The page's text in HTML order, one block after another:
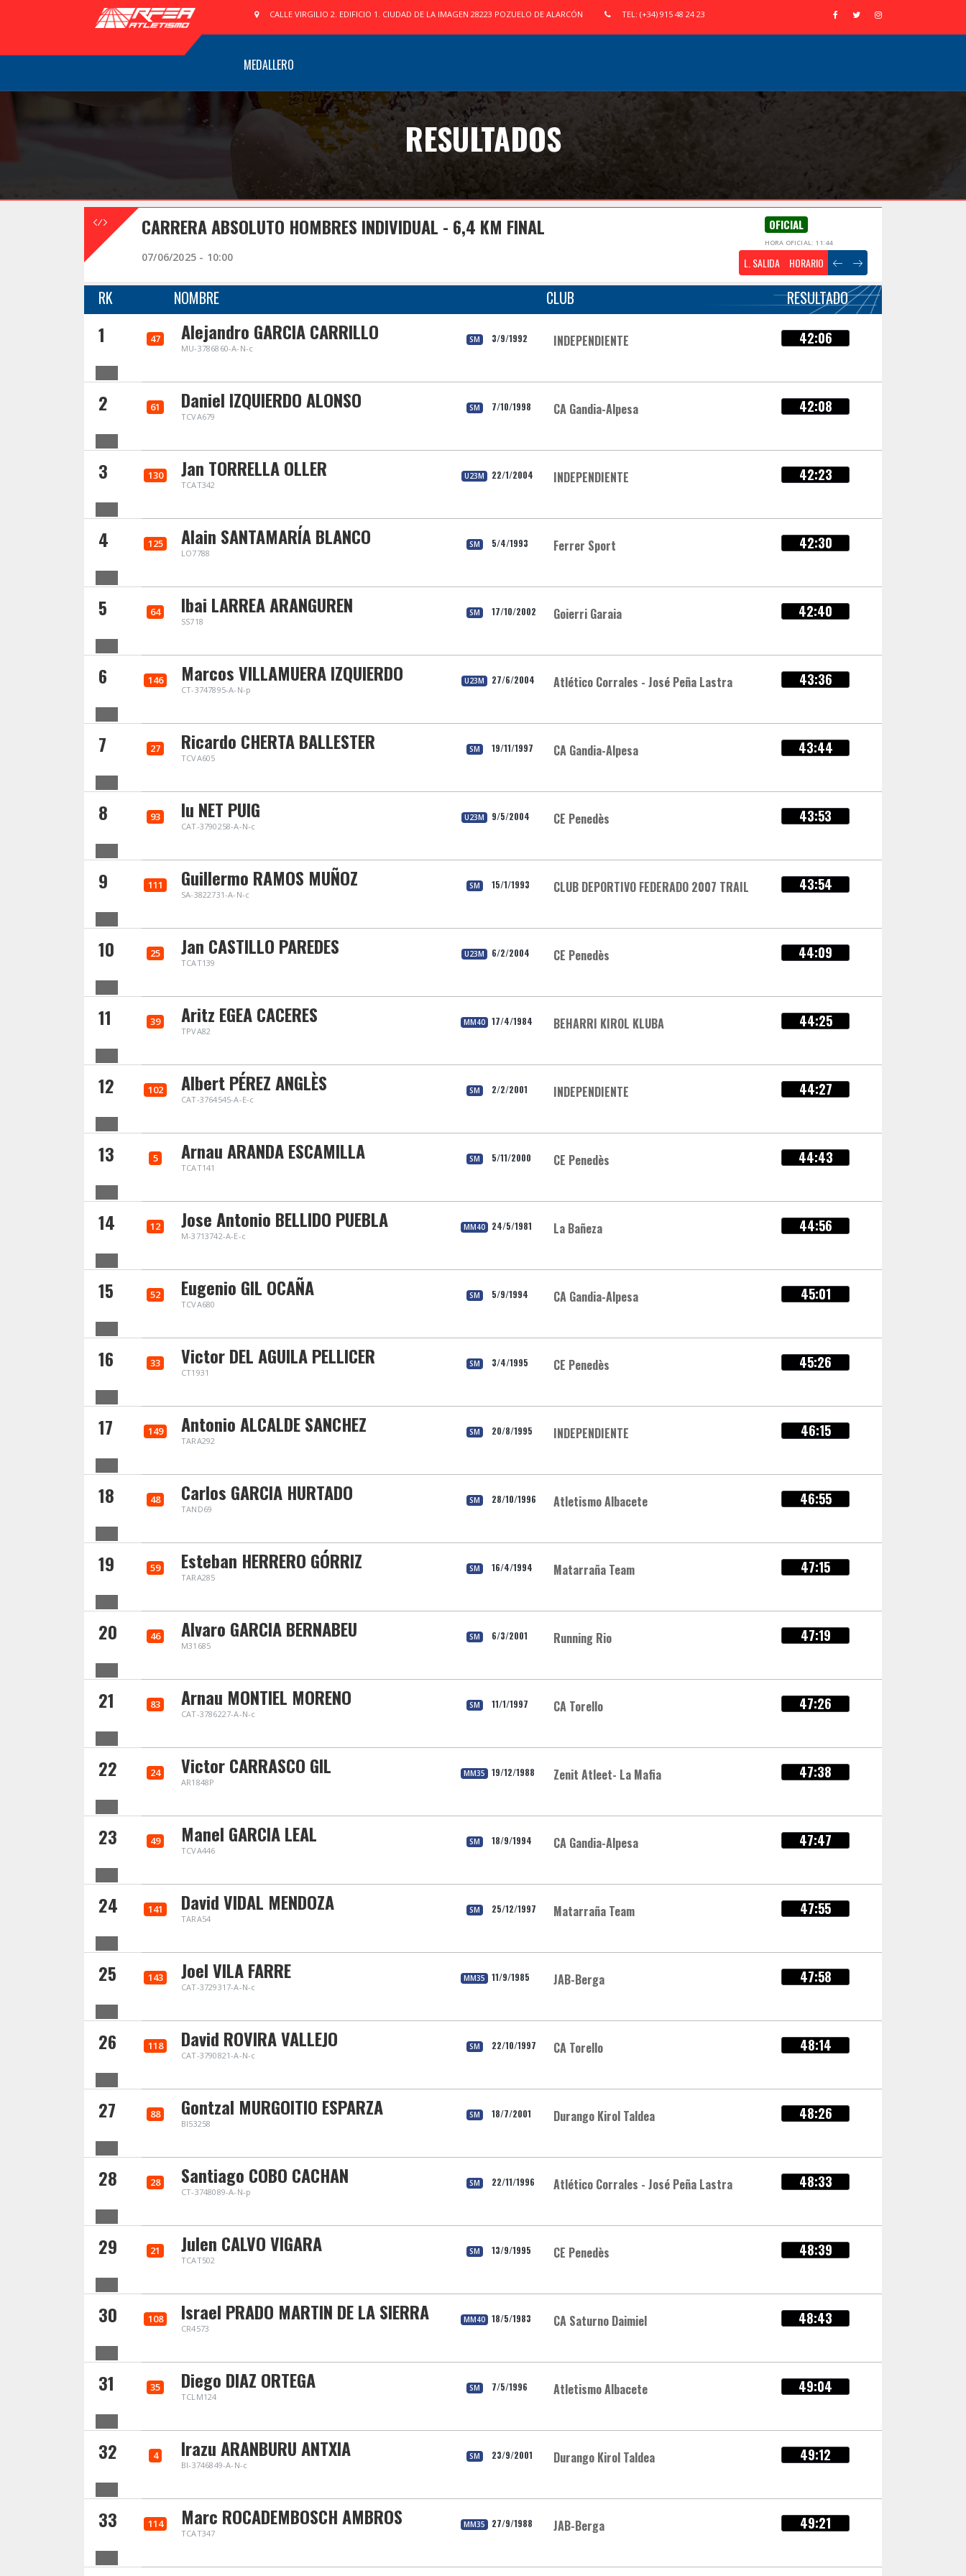
CALLE VIRGILIO 2. EDIFICIO 1. CIUDAD DE LA IMAGEN 28223 POZUELO DE ALARCÓN TEL: (+34) 915 48 24 23
MEDALLERO
RESULTADOS
CARRERA ABSOLUTO HOMBRES INDIVIDUAL - 6,4 KM FINAL OFICIAL
HORA OFICIAL: 11:44
07/06/2025 - 10:00 L. SALIDA HORARIO
RK NOMBRE CLUB RESULTADO
1 47 Alejandro GARCIA CARRILLO
MU-3786860-A-N-c
SM 3/9/1992 INDEPENDIENTE 42:06
2 61 Daniel IZQUIERDO ALONSO
TCVA679
SM 7/10/1998 CA Gandia-Alpesa 42:08
3 130 Jan TORRELLA OLLER
TCAT342
U23M 22/1/2004 INDEPENDIENTE 42:23
4 125 Alain SANTAMARÍA BLANCO
LO7788
SM 5/4/1993 Ferrer Sport 42:30
5 64 Ibai LARREA ARANGUREN
SS718
SM 17/10/2002 Goierri Garaia 42:40
6 146 Marcos VILLAMUERA IZQUIERDO
CT-3747895-A-N-p
U23M 27/6/2004 Atlético Corrales - José Peña Lastra 43:36
7 27 Ricardo CHERTA BALLESTER
TCVA605
SM 19/11/1997 CA Gandia-Alpesa 43:44
8 93 Iu NET PUIG
CAT-3790258-A-N-c
U23M 9/5/2004 CE Penedès 43:53
9 111 Guillermo RAMOS MUÑOZ
SA-3822731-A-N-c
SM 15/1/1993 CLUB DEPORTIVO FEDERADO 2007 TRAIL 43:54
10 25 Jan CASTILLO PAREDES
TCAT139
U23M 6/2/2004 CE Penedès 44:09
11 39 Aritz EGEA CACERES
TPVA82
MM40 17/4/1984 BEHARRI KIROL KLUBA 44:25
12 102 Albert PÉREZ ANGLÈS
CAT-3764545-A-E-c
SM 2/2/2001 INDEPENDIENTE 44:27
13 5 Arnau ARANDA ESCAMILLA
TCAT141
SM 5/11/2000 CE Penedès 44:43
14 12 Jose Antonio BELLIDO PUEBLA
M-3713742-A-E-c
MM40 24/5/1981 La Bañeza 44:56
15 52 Eugenio GIL OCAÑA
TCVA680
SM 5/9/1994 CA Gandia-Alpesa 45:01
16 33 Victor DEL AGUILA PELLICER
CT1931
SM 3/4/1995 CE Penedès 45:26
17 149 Antonio ALCALDE SANCHEZ
TARA292
SM 20/8/1995 INDEPENDIENTE 46:15
18 48 Carlos GARCIA HURTADO
TAND69
SM 28/10/1996 Atletismo Albacete 46:55
19 59 Esteban HERRERO GÓRRIZ
TARA285
SM 16/4/1994 Matarraña Team 47:15
20 46 Alvaro GARCIA BERNABEU
M31685
SM 6/3/2001 Running Rio 47:19
21 83 Arnau MONTIEL MORENO
CAT-3786227-A-N-c
SM 11/1/1997 CA Torello 47:26
22 24 Victor CARRASCO GIL
AR1848P
MM35 19/12/1988 Zenit Atleet- La Mafia 47:38
23 49 Manel GARCIA LEAL
TCVA446
SM 18/9/1994 CA Gandia-Alpesa 47:47
24 141 David VIDAL MENDOZA
TARA54
SM 25/12/1997 Matarraña Team 47:55
25 143 Joel VILA FARRE
CAT-3729317-A-N-c
MM35 11/9/1985 JAB-Berga 47:58
26 118 David ROVIRA VALLEJO
CAT-3790821-A-N-c
SM 22/10/1997 CA Torello 48:14
27 88 Gontzal MURGOITIO ESPARZA
BI53258
SM 18/7/2001 Durango Kirol Taldea 48:26
28 28 Santiago COBO CACHAN
CT-3748089-A-N-p
SM 22/11/1996 Atlético Corrales - José Peña Lastra 48:33
29 21 Julen CALVO VIGARA
TCAT502
SM 13/9/1995 CE Penedès 48:39
30 108 Israel PRADO MARTIN DE LA SIERRA
CR4573
MM40 18/5/1983 CA Saturno Daimiel 48:43
31 35 Diego DIAZ ORTEGA
TCLM124
SM 7/5/1996 Atletismo Albacete 49:04
32 4 Irazu ARANBURU ANTXIA
BI-3746849-A-N-c
SM 23/9/2001 Durango Kirol Taldea 49:12
33 114 Marc ROCADEMBOSCH AMBROS
TCAT347
MM35 27/9/1988 JAB-Berga 49:21